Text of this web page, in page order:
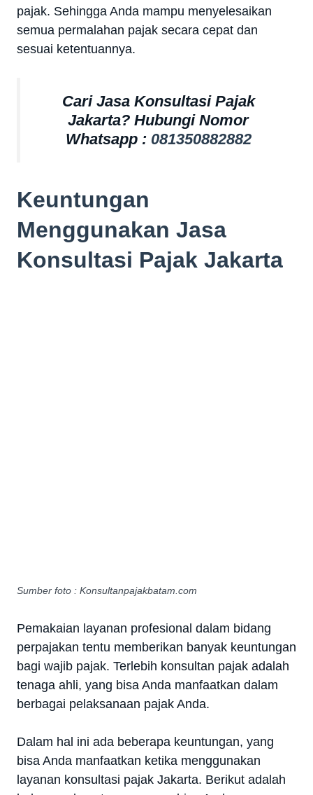
pajak. Sehingga Anda mampu menyelesaikan
semua permalahan pajak secara cepat dan
sesuai ketentuannya.
Cari Jasa Konsultasi Pajak
Jakarta? Hubungi Nomor
Whatsapp : 081350882882
Keuntungan
Menggunakan Jasa
Konsultasi Pajak Jakarta
Sumber foto : Konsultanpajakbatam.com
Pemakaian layanan profesional dalam bidang
perpajakan tentu memberikan banyak keuntungan
bagi wajib pajak. Terlebih konsultan pajak adalah
tenaga ahli, yang bisa Anda manfaatkan dalam
berbagai pelaksanaan pajak Anda.
Dalam hal ini ada beberapa keuntungan, yang
bisa Anda manfaatkan ketika menggunakan
layanan konsultasi pajak Jakarta. Berikut adalah